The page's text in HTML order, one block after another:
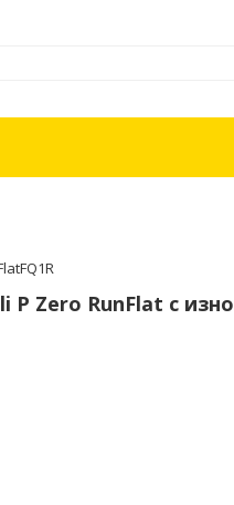
P Zero RunFlat с